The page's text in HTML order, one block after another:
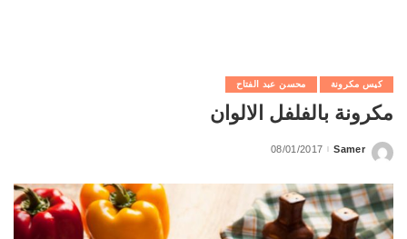
كيس مكرونة محسن عبد الفتاح
مكرونة بالفلفل الالوان
Posted
Samer
08/01/2017